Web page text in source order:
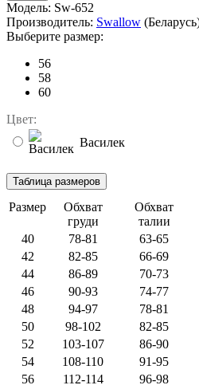
Модель: Sw-652
Производитель: Swallow
Выберите размер:
56
58
60
Цвет:
Василек
Размер
Обхват
груди
Обхват
талии
40 78-81 63-65
42
82-85 66-69
44
86-89 70-73
46
90-93 74-77
48
94-97 78-81
50
98-102 82-85
52
103-107 86-90
54
108-110 91-95
56
112-114 96-98